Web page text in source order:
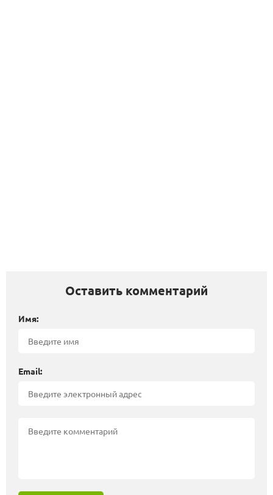
Оставить комментарий
Имя:
Email: